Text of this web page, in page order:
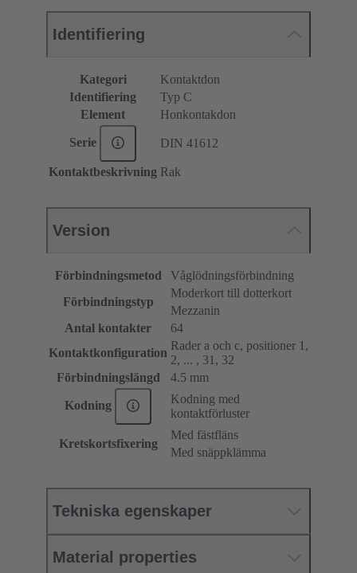
Identifiering
Kategori
Kontaktdon
Identifiering
Typ C
Element
Honkontakdon
Serie DIN 41612
Kontaktbeskrivning Rak
Version
Förbindningsmetod
Våglödningsförbindning
Förbindningstyp
Moderkort till dotterkort
Mezzanin
Antal kontakter
64
Kontaktkonfiguration
Rader a och c, positioner 1,
2, ... , 31, 32
Förbindningslängd
4.5 mm
Kodning
Kodning med
kontaktförluster
Kretskortsfixering
Med fästfläns
Med snäppklämma
Tekniska egenskaper
Material properties